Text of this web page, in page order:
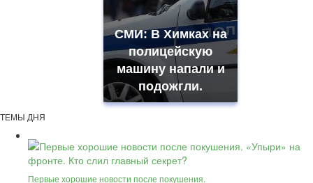
СМИ: В Химках на
полицейскую
машину напали и
подожгли.
ТЕМЫ ДНЯ
Первые хорошие новости после покушения.